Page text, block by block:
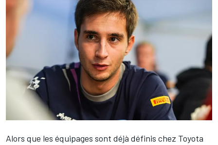
Alors que les équipages sont déjà définis chez Toyota